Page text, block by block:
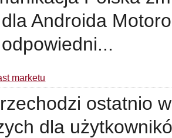
Androida
marketu
ostatnio
dla